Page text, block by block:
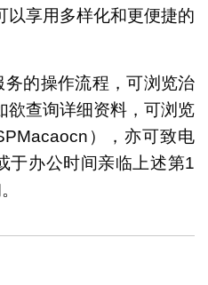
以享用多样化和更便捷的
的操作流程，可浏览治
欲查询详细资料，可浏览
），亦可致电
于办公时间亲临上述第1